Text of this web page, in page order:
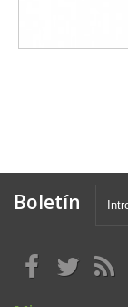
Boletín